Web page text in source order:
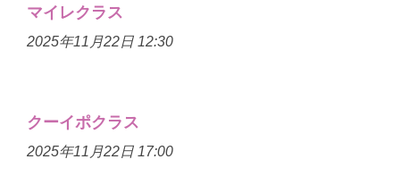
マイレクラス
2025年11月22日 12:30
クーイポクラス
2025年11月22日 17:00